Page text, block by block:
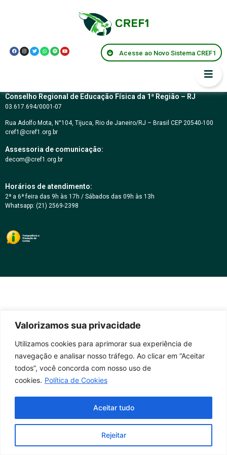
Valorizamos sua privacidade
Utilizamos cookies para aprimorar sua experiência de
navegação e analisar nosso tráfego. Ao clicar em “Aceitar
todos”, você concorda com nosso uso de
cookies. Política de Cookies
Rejeitar
Aceitar tudo
Acesse ao Novo Sistema CREF1
Resolução CREF1
103/2018
Conselho Regional de Educação Física da 1ª Região – RJ
03.617.694/0001-07
Rua Adolfo Mota, N°104, Tijuca, Rio de Janeiro/RJ – Brasil CEP 20540-100
cref1@cref1.org.br
Assessoria de comunicação:
decom@cref1.org.br
Horários de atendimento:
2ª a 6ª feira das 9h às 17h / Sábados das 09h às 13h
Whatsapp: (21) 2569-2398